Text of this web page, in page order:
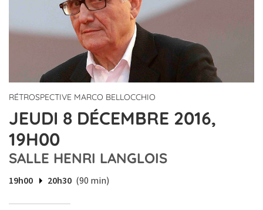
RÉTROSPECTIVE MARCO BELLOCCHIO
JEUDI 8 DÉCEMBRE 2016,
19H00
SALLE HENRI LANGLOIS
19h00 20h30 (90 min)